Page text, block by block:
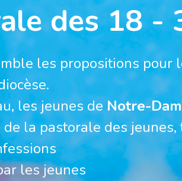
des 18 -
les propositions pour
les jeunes de Notre-
la pastorale des jeunes,